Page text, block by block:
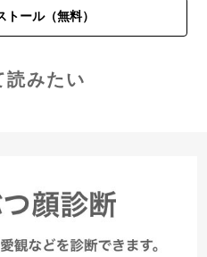
ール（無料）
読みたい